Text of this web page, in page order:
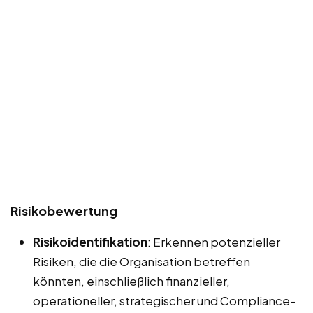
Risikobewertung
Risikoidentifikation: Erkennen potenzieller
Risiken, die die Organisation betreffen
könnten, einschließlich finanzieller,
operationeller, strategischer und Compliance-